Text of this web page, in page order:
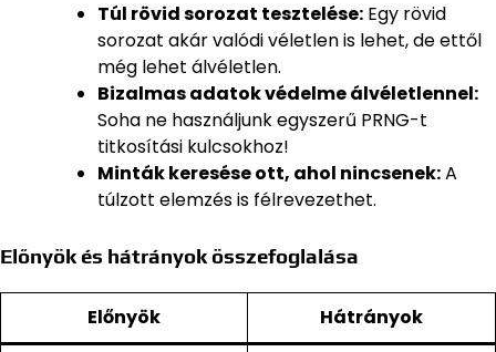
Túl rövid sorozat tesztelése: Egy rövid
sorozat akár valódi véletlen is lehet, de ettől
még lehet álvéletlen.
Bizalmas adatok védelme álvéletlennel:
Soha ne használjunk egyszerű PRNG-t
titkosítási kulcsokhoz!
Minták keresése ott, ahol nincsenek:A
túlzott elemzés is félrevezethet.
Előnyök és hátrányok összefoglalása
Előnyök Hátrányok